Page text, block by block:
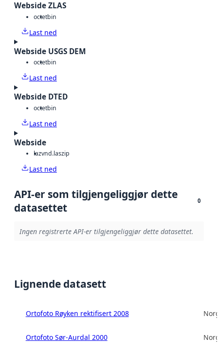
Webside ZLAS
octetbin
Last ned
Webside USGS DEM
octetbin
Last ned
Webside DTED
octetbin
Last ned
Webside
lazvnd.laszip
Last ned
API-er som tilgjengeliggjør dette
datasettet
0
Ingen registrerte API-er tilgjengeliggjør dette datasettet.
Lignende datasett
Ortofoto Røyken rektifisert 2008
Ortofoto Sør-Aurdal 2000